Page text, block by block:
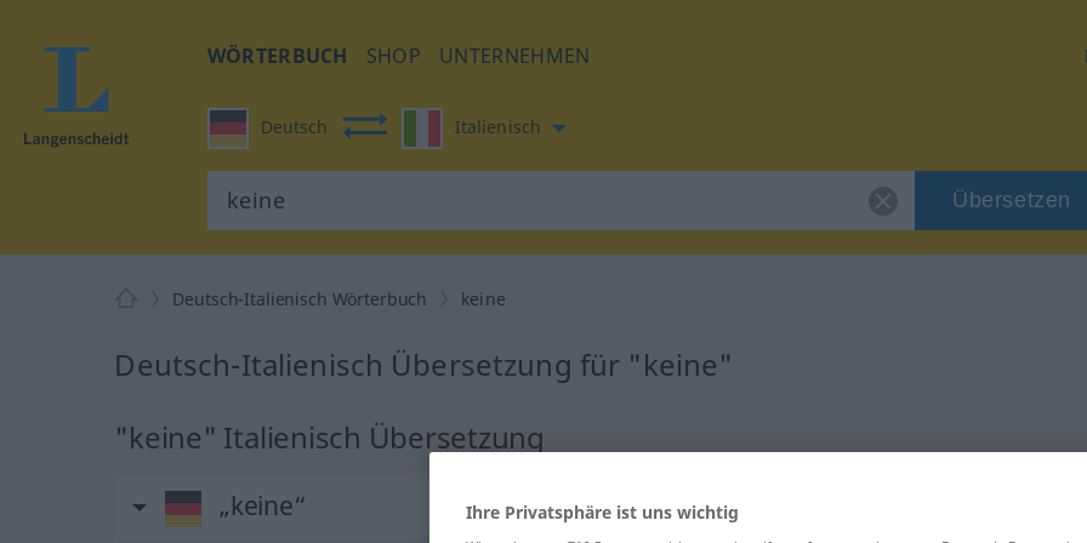
WÖRTERBUCH SHOP UNTERNEHMEN
Deutsch Italienisch
Übersetzen
Deutsch-Italienisch Wörterbuch keine
Deutsch-Italienisch Übersetzung für "keine"
"keine" Italienisch Übersetzung
„keine“ Ihre Privatsphäre ist uns wichtig